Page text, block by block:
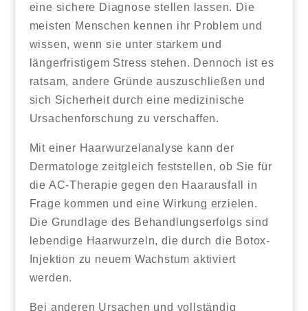
eine sichere Diagnose stellen lassen. Die
meisten Menschen kennen ihr Problem und
wissen, wenn sie unter starkem und
längerfristigem Stress stehen. Dennoch ist es
ratsam, andere Gründe auszuschließen und
sich Sicherheit durch eine medizinische
Ursachenforschung zu verschaffen.
Mit einer Haarwurzelanalyse kann der
Dermatologe zeitgleich feststellen, ob Sie für
die AC-Therapie gegen den Haarausfall in
Frage kommen und eine Wirkung erzielen.
Die Grundlage des Behandlungserfolgs sind
lebendige Haarwurzeln, die durch die Botox-
Injektion zu neuem Wachstum aktiviert
werden.
Bei anderen Ursachen und vollständig